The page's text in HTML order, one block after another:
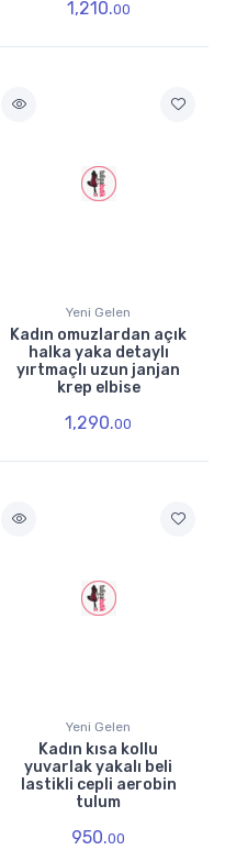
1,210.00
Yeni Gelen
Kadın omuzlardan açık
halka yaka detaylı
yırtmaçlı uzun janjan
krep elbise
1,290.00
Yeni Gelen
Kadın kısa kollu
yuvarlak yakalı beli
lastikli cepli aerobin
tulum
950.00